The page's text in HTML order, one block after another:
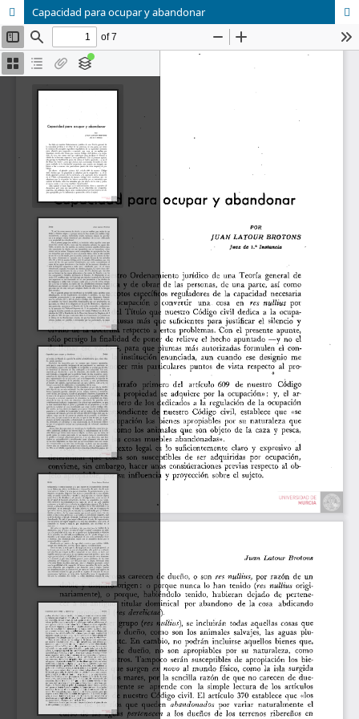
Capacidad para ocupar y abandonar